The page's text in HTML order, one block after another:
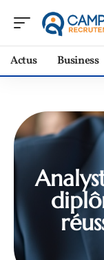
Actus Business